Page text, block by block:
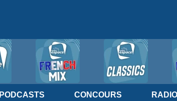
PODCASTS CONCOURS RADIO